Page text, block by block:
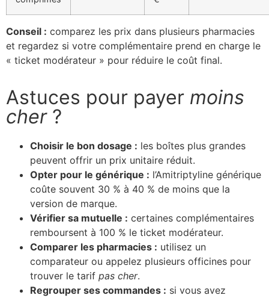
Conseil : comparez les prix dans plusieurs pharmacies
et regardez si votre complémentaire prend en charge le
« ticket modérateur » pour réduire le coût final.
Astuces pour payer moins
cher?
Choisir le bon dosage : les boîtes plus grandes
peuvent offrir un prix unitaire réduit.
Opter pour le générique : l’Amitriptyline générique
coûte souvent 30 % à 40 % de moins que la
version de marque.
Vérifier sa mutuelle : certaines complémentaires
remboursent à 100 % le ticket modérateur.
Comparer les pharmacies : utilisez un
comparateur ou appelez plusieurs officines pour
trouver le tarif pas cher.
Regrouper ses commandes : si vous avez